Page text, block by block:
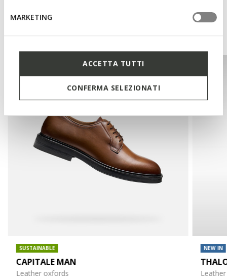
MARKETING
ACCETTA TUTTI
CONFERMA SELEZIONATI
You may also like
SUSTAINABLE
CAPITALE MAN
Leather oxfords
NEW IN